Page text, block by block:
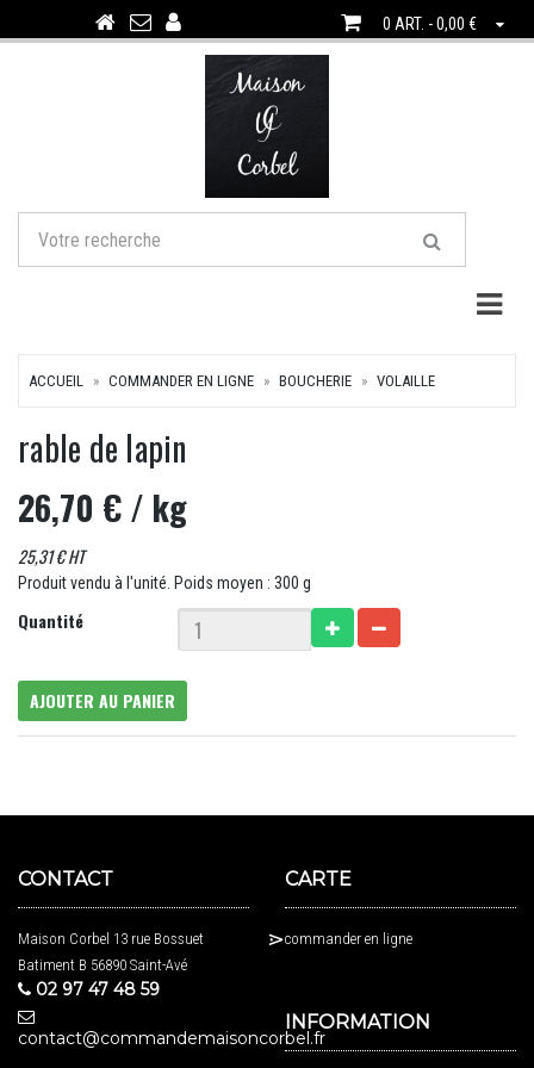
0 ART. - 0,00 €
ACCUEIL COMMANDER EN LIGNE BOUCHERIE VOLAILLE
rable de lapin
26,70 €/ kg
25,31 € HT
Produit vendu à l'unité. Poids moyen : 300 g
Quantité
AJOUTER AU PANIER
CONTACT
Maison Corbel 13 rue Bossuet
Batiment B 56890 Saint-Avé
02 97 47 48 59
contact@commandemaisoncorbel.fr
CARTE
commander en ligne
INFORMATION